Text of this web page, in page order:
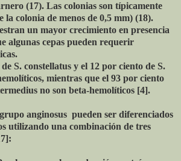
(17). Las colonias son típicamente
la colonia de menos de 0,5 mm) (18).
un mayor crecimiento en presencia
algunas cepas pueden requerir
S. constellatus y el 12 por ciento de S.
mientras que el 93 por ciento
no son beta-hemolíticos [4].
anginosus pueden ser diferenciados
utilizando una combinación de tres